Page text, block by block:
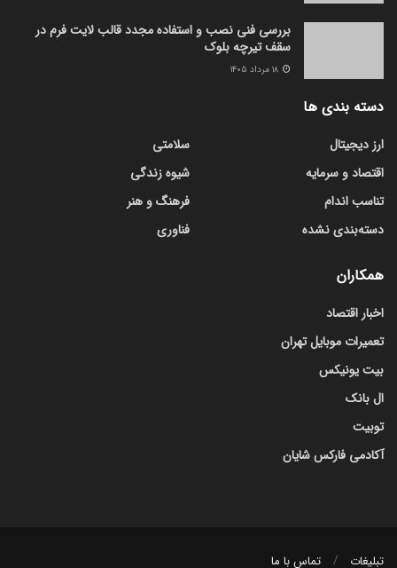
بررسی فنی نصب و استفاده مجدد قالب لایت فرم در
سقف تیرچه بلوک
دسته بندی ها
ارز دیجیتال
اقتصاد و سرمایه
تناسب اندام
دسته‌بندی نشده
سلامتی
شیوه زندگی
فرهنگ و هنر
فناوری
همکاران
اخبار اقتصاد
تعمیرات موبایل تهران
بیت یونیکس
ال بانک
توبیت
آکادمی فارکس شایان
تبلیغات تماس با ما